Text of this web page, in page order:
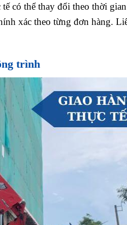
có thể thay đổi theo thời
xác theo từng đơn hàng.
trình